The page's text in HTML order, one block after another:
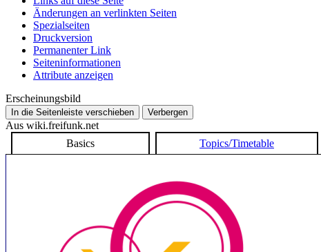
Änderungen an verlinkten Seiten
Spezialseiten
Druckversion
Permanenter Link
Seiten­­informationen
Attribute anzeigen
Erscheinungsbild
In die Seitenleiste verschieben Verbergen
Aus wiki.freifunk.net
Basics
Topics/Timetable